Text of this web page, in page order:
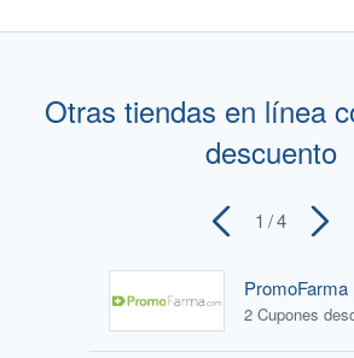
Otras tiendas en línea
descuento
1 / 4
PromoFarma